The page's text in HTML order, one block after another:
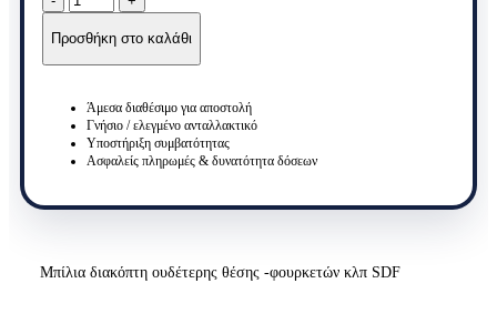
Μπίλια διακόπτη ουδέτερης θέσης -φουρκετών κλπ SDF
διακόπτη
ουδέτερης
2.2999.156.0
ποσότητα
Προσθήκη στο καλάθι
Άμεσα διαθέσιμο για αποστολή
Γνήσιο / ελεγμένο ανταλλακτικό
Υποστήριξη συμβατότητας
Ασφαλείς πληρωμές & δυνατότητα δόσεων